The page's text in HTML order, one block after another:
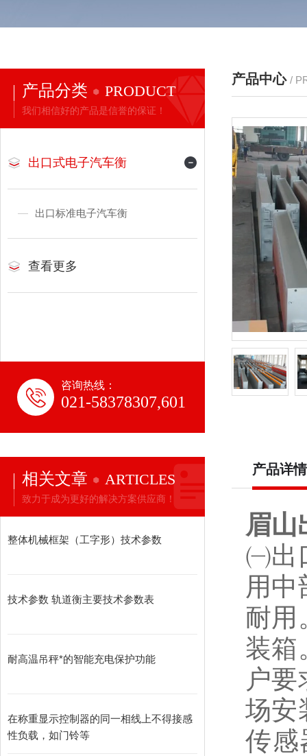
产品分类 PRODUCT
我们相信好的产品是信誉的保证！
出口式电子汽车衡
出口标准电子汽车衡
查看更多
咨询热线：
021-58378307,601
相关文章 ARTICLES
致力于成为更好的解决方案供应商！
整体机械框架（工字形）技术参数
技术参数 轨道衡主要技术参数表
耐高温吊秤*的智能充电保护功能
在称重显示控制器的同一相线上不得接感
性负载，如门铃等
产品中心 /
产品详情
眉山
㈠出
用
耐用
装箱
户
场安
传感